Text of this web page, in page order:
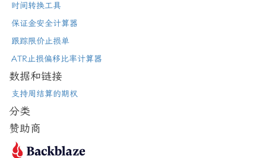
时间转换工具
保证金安全计算器
跟踪限价止损单
ATR止损偏移比率计算器
数据和链接
支持周结算的期权
分类
赞助商